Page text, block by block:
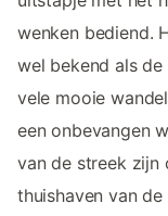
wenken bediend.
wel bekend als
vele mooie
een onbevangen
van de streek zijn
thuishaven van